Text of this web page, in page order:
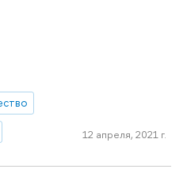
12 апреля, 2021 г.